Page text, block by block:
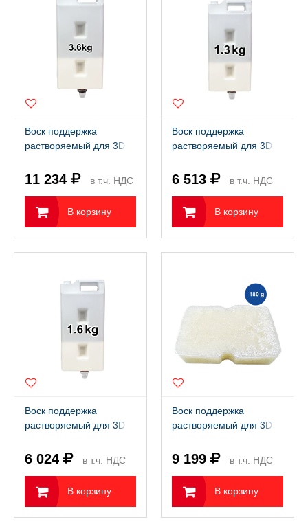
Воск поддержка
растворяемый для 3D
WaxJet 400 (3,6 кг)
11 234 в т.ч. НДС
В корзину
Воск поддержка
растворяемый для 3D
WaxJet 410 (1,3 кг)
6 513 в т.ч. НДС
В корзину
Воск поддержка
растворяемый для 3D
WaxJet 510 (1,6 кг)
6 024 в т.ч. НДС
В корзину
Воск поддержка
растворяемый для 3D
WaxJet 51С (8 шт по 180
9 199 в т.ч. НДС
В корзину